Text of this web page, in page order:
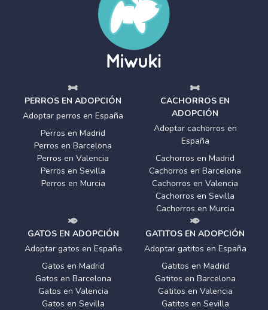
PERROS EN ADOPCIÓN
Adoptar perros en España
Perros en Madrid
Perros en Barcelona
Perros en Valencia
Perros en Sevilla
Perros en Murcia
CACHORROS EN
ADOPCIÓN
Adoptar cachorros en
España
Cachorros en Madrid
Cachorros en Barcelona
Cachorros en Valencia
Cachorros en Sevilla
Cachorros en Murcia
GATOS EN ADOPCIÓN
Adoptar gatos en España
Gatos en Madrid
Gatos en Barcelona
Gatos en Valencia
Gatos en Sevilla
GATITOS EN ADOPCIÓN
Adoptar gatitos en España
Gatitos en Madrid
Gatitos en Barcelona
Gatitos en Valencia
Gatitos en Sevilla